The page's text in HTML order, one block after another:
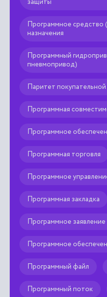
Программное средство
назначения
Программный
пневмопривод)
Паритет
Программная
Программное
Программная торговля
Программное
Программная закладка
Программное заявление
Программное
Программный файл
Программный поток